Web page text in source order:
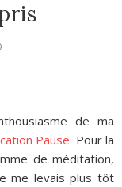
de ma
Pause. Pour la
de méditation,
me levais plus tôt